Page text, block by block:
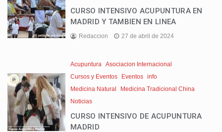
CURSO INTENSIVO ACUPUNTURA EN
MADRID Y TAMBIEN EN LINEA
Redaccion 27 de abril de 2024
Acupuntura Asociacion Internacional
Cursos y Eventos
Eventos info
Medicina Natural
Medicina Tradicional China
Noticias
CURSO INTENSIVO DE ACUPUNTURA
MADRID